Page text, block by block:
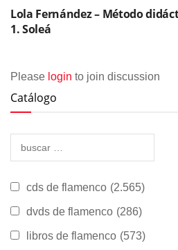
Lola Fernández – Método
1. Soleá
Please login to join discussion
Catálogo
cds de flamenco (2.565)
dvds de flamenco (286)
libros de flamenco (573)